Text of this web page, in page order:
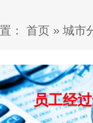
： 首页 » 城市
员工经